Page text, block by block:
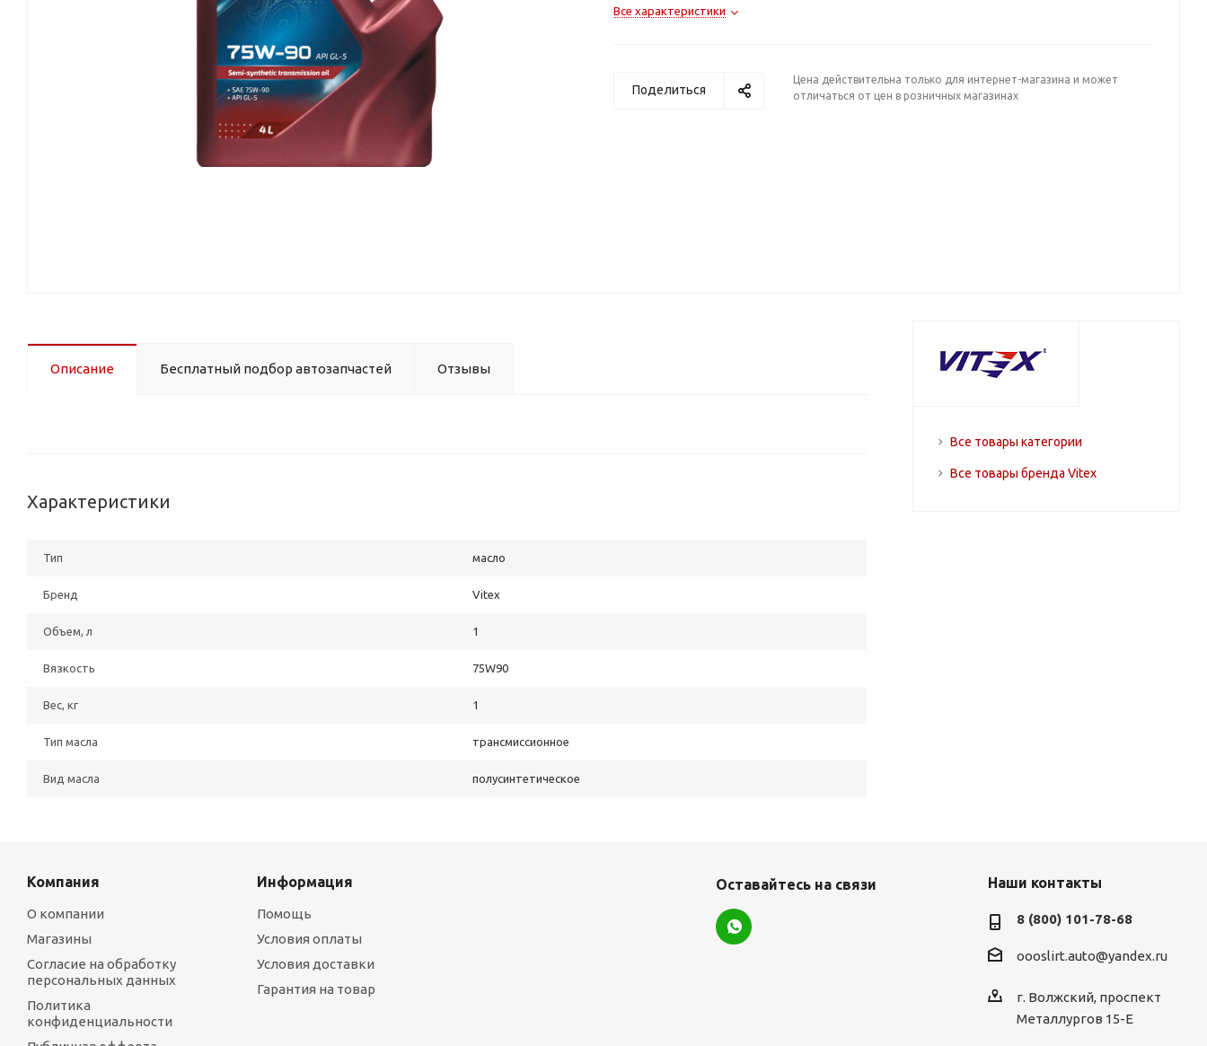
Все характеристики
Поделиться
Цена действительна только для интернет-магазина и может
отличаться от цен в розничных магазинах
Описание Бесплатный подбор автозапчастей Отзывы
Характеристики
Тип масло
Бренд Vitex
Объем, л 1
Вязкость 75W90
Вес, кг 1
Тип масла трансмиссионное
Вид масла полусинтетическое
Все товары категории
Все товары бренда Vitex
Компания
О компании
Магазины
Согласие на обработку
персональных данных
Политика
конфиденциальности
Информация
Помощь
Условия оплаты
Условия доставки
Гарантия на товар
Оставайтесь на связи Наши контакты
8 (800) 101-78-68
oooslirt.auto@yandex.ru
г. Волжский, проспект
Металлургов 15-Е